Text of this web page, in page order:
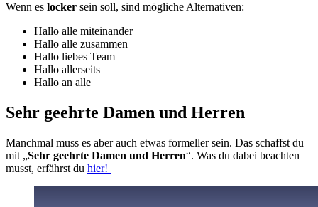
Wenn es locker sein soll, sind mögliche Alternativen:
Hallo alle miteinander
Hallo alle zusammen
Hallo liebes Team
Hallo allerseits
Hallo an alle
Sehr geehrte Damen und Herren
Manchmal muss es aber auch etwas formeller sein. Das schaffst du
mit „Sehr geehrte Damen und Herren“. Was du dabei beachten
musst, erfährst du hier!